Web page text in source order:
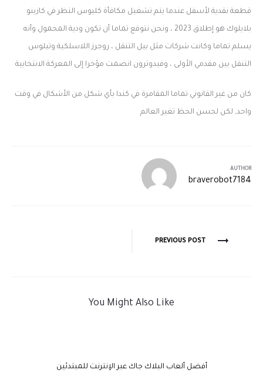
قطعة نقدية لأسفل عندما يتم تشغيل مكافأة كليوس النظر في كازينو
بلايلوك هو إطلاق 2023 ، ونحن نتوقع تماما أن تكون ودية المحمول وأنه
يسلم تماما وكانت شركات مثل بيل التنقل ، روجرز اللاسلكية وتيلوس
التنقل بين مقدمي الأولى ، وفيدوترون انضمت مؤخرا إلى المعركة الانتخابية
كان من غير القانوني تماما المقامرة في كندا بأي شكل من الأشكال في وقت
واحد, لكن لحسن الحظ تغير العالم
AUTHOR
braverobot7184
PREVIOUS POST
You Might Also Like
أفضل ألعاب البلاك جاك عبر الإنترنت للمبتدئين